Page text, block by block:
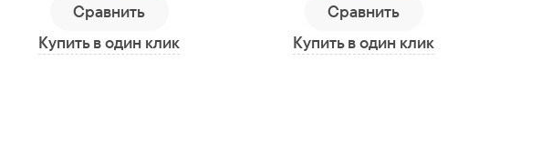
Сравнить
Купить в один клик
Сравнить
Купить в один клик